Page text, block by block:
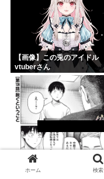
【画像】この兎のアイドル
vtuberさん
累計800万部突破の話題作『
ホーム 検索